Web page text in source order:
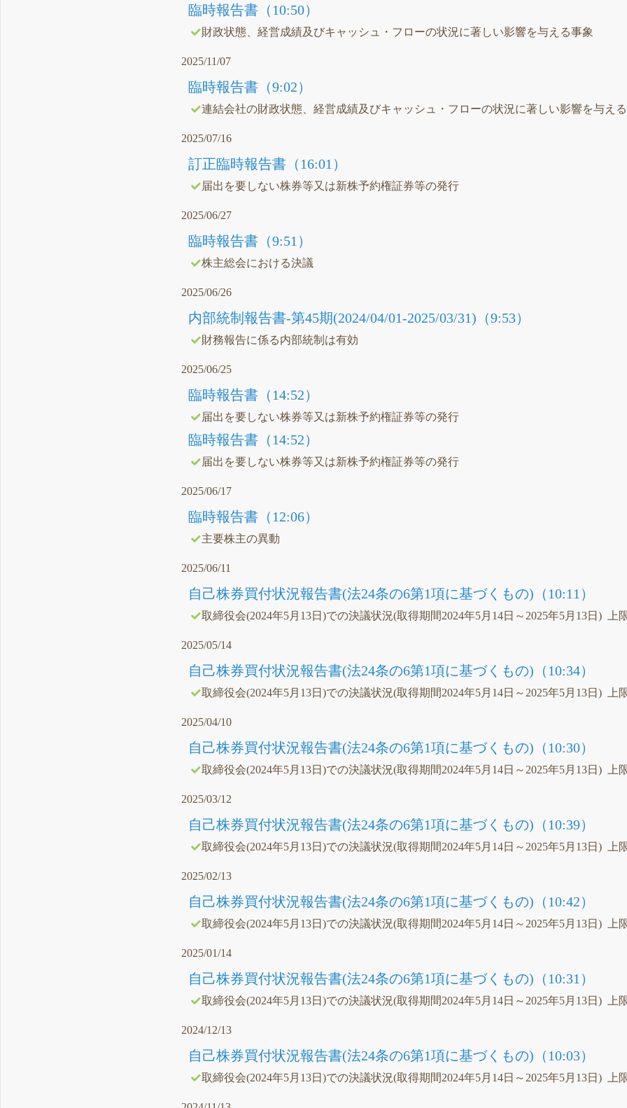
臨時報告書（10:50）
財政状態、経営成績及びキャッシュ・フローの状況に著しい影響を与える事象
2025/11/07
臨時報告書（9:02）
連結会社の財政状態、経営成績及びキャッシュ・フローの状況に著しい影響を与え
2025/07/16
訂正臨時報告書（16:01）
届出を要しない株券等又は新株予約権証券等の発行
2025/06/27
臨時報告書（9:51）
株主総会における決議
2025/06/26
内部統制報告書-第45期(2024/04/01-2025/03/31)（9:53）
財務報告に係る内部統制は有効
2025/06/25
臨時報告書（14:52）
届出を要しない株券等又は新株予約権証券等の発行
臨時報告書（14:52）
届出を要しない株券等又は新株予約権証券等の発行
2025/06/17
臨時報告書（12:06）
主要株主の異動
2025/06/11
自己株券買付状況報告書(法24条の6第1項に基づくもの)（10:11）
取締役会(2024年5月13日)での決議状況(取得期間2024年5月14日～2025年5月13日) 上
2025/05/14
自己株券買付状況報告書(法24条の6第1項に基づくもの)（10:34）
取締役会(2024年5月13日)での決議状況(取得期間2024年5月14日～2025年5月13日) 上
2025/04/10
自己株券買付状況報告書(法24条の6第1項に基づくもの)（10:30）
取締役会(2024年5月13日)での決議状況(取得期間2024年5月14日～2025年5月13日) 上
2025/03/12
自己株券買付状況報告書(法24条の6第1項に基づくもの)（10:39）
取締役会(2024年5月13日)での決議状況(取得期間2024年5月14日～2025年5月13日) 上
2025/02/13
自己株券買付状況報告書(法24条の6第1項に基づくもの)（10:42）
取締役会(2024年5月13日)での決議状況(取得期間2024年5月14日～2025年5月13日) 上
2025/01/14
自己株券買付状況報告書(法24条の6第1項に基づくもの)（10:31）
取締役会(2024年5月13日)での決議状況(取得期間2024年5月14日～2025年5月13日) 上
2024/12/13
自己株券買付状況報告書(法24条の6第1項に基づくもの)（10:03）
取締役会(2024年5月13日)での決議状況(取得期間2024年5月14日～2025年5月13日) 上